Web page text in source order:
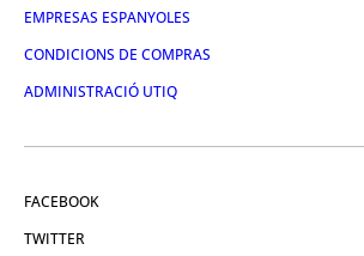
EMPRESAS ESPANYOLES
CONDICIONS DE COMPRAS
ADMINISTRACIÓ UTIQ
FACEBOOK
TWITTER